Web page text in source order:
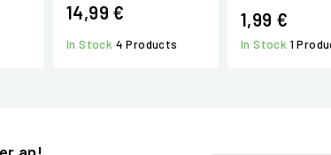
14,99 €
In Stock 4 Products
1,99 €
In Stock 1